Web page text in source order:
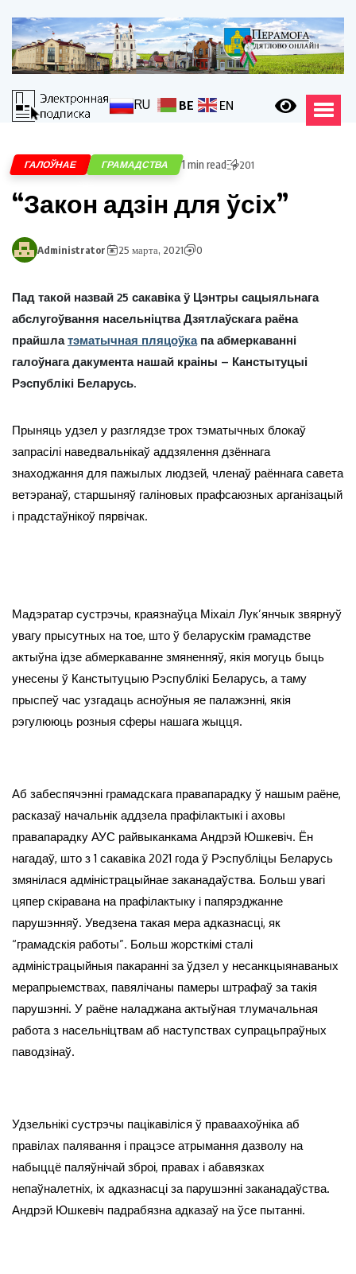
RU BE EN
ГАЛОЎНАЕ ГРАМАДСТВА 1 min read 201
“Закон адзін для ўсіх”
Administrator 25 марта, 2021 0
Пад такой назвай 25 сакавіка ў Цэнтры сацыяльнага
абслугоўвання насельніцтва Дзятлаўскага раёна
прайшлатэматычная пляцоўкапа абмеркаванні
галоўнага дакумента нашай краіны – Канстытуцыі
Рэспублікі Беларусь.
Прыняць удзел у разглядзе трох тэматычных блокаў
запрасілі наведвальнікаў аддзялення дзённага
знаходжання для пажылых людзей, членаў раённага савета
ветэранаў, старшыняў галіновых прафсаюзных арганізацый
і прадстаўнікоў пярвічак.
Мадэратар сустрэчы, краязнаўца Міхаіл Лук’янчык звярнуў
увагу прысутных на тое, што ў беларускім грамадстве
актыўна ідзе абмеркаванне змяненняў, якія могуць быць
унесены ў Канстытуцыю Рэспублікі Беларусь, а таму
прыспеў час узгадаць асноўныя яе палажэнні, якія
рэгулююць розныя сферы нашага жыцця.
Аб забеспячэнні грамадскага правапарадку ў нашым раёне,
расказаў начальнік аддзела прафілактыкі і аховы
правапарадку АУС райвыканкама Андрэй Юшкевіч. Ён
нагадаў, што з 1 сакавіка 2021 года ў Рэспубліцы Беларусь
змянілася адміністрацыйнае заканадаўства. Больш увагі
цяпер скіравана на прафілактыку і папярэджанне
парушэнняў. Уведзена такая мера адказнасці, як
“грамадскія работы”. Больш жорсткімі сталі
адміністрацыйныя пакаранні за ўдзел у несанкцыянаваных
мерапрыемствах, павялічаны памеры штрафаў за такія
парушэнні. У раёне наладжана актыўная тлумачальная
работа з насельніцтвам аб наступствах супрацьпраўных
паводзінаў.
Удзельнікі сустрэчы пацікавіліся ў праваахоўніка аб
правілах палявання і працэсе атрымання дазволу на
набыццё паляўнічай зброі, правах і абавязках
непаўналетніх, іх адказнасці за парушэнні заканадаўства.
Андрэй Юшкевіч падрабязна адказаў на ўсе пытанні.